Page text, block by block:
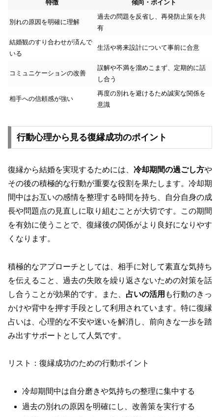
特徴 傾向・ポイント
別れの原因を明確に理解
過去の問題を反省し、再発防止策を共
有
結婚観のすり合わせが済んで
いる
生活や将来設計について事前に合意
コミュニケーションの改善
誤解や不満を溜めこまず、定期的に話
し合う
相手への信頼感が強い
再度の別れを避けるため誠実な関係を
意識
行動心理から見る復縁成功のポイント
復縁から結婚を実現するためには、 冷却期間の過ごし方や
その後の積極的な行動が重要な役割を果たします。冷却期
間中はお互いの感情を整理する時間を持ち、自分自身の成
長や問題点の見直しに取り組むことが大切です。この期間
を有効に使うことで、復縁後の関係がより良好になりやす
くなります。
積極的なアプローチとしては、相手に対して素直な気持ち
を伝えること、過去の失敗を繰り返さないための対策を話
し合うことが効果的です。また、 占いの活用 も行動のきっ
かけや背中を押す手段として利用されています。特に復縁
占いは、心理的な不安や迷いを解消し、前向きな一歩を踏
み出すサポートとして人気です。
リスト：復縁成功のための行動ポイント
冷却期間中は自分磨きや気持ちの整理に集中する
過去の別れの原因を明確にし、改善策を実行する